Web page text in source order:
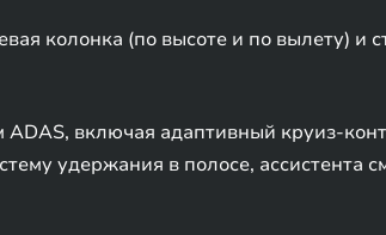
колонка (по высоте и по вылету) и
включая адаптивный круиз-
удержания в полосе, ассистента